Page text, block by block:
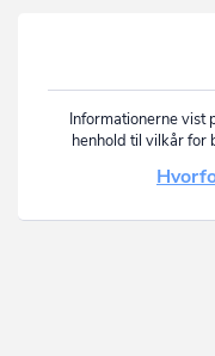
Informationerne vist
henhold til vilkår for